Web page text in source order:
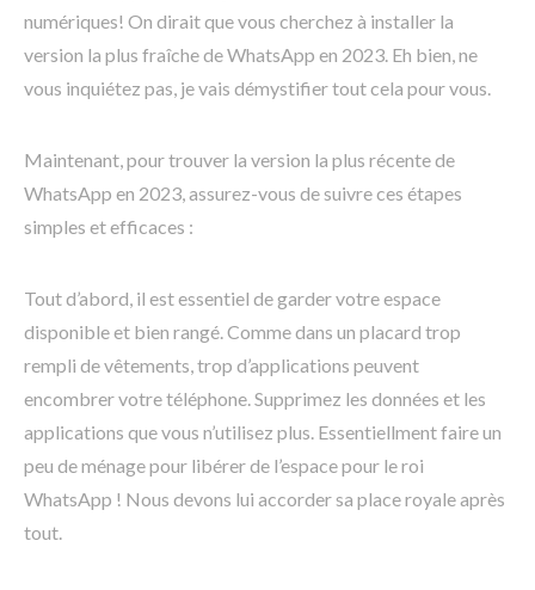
numériques! On dirait que vous cherchez à installer la
version la plus fraîche de WhatsApp en 2023. Eh bien, ne
vous inquiétez pas, je vais démystifier tout cela pour vous.
Maintenant, pour trouver la version la plus récente de
WhatsApp en 2023, assurez-vous de suivre ces étapes
simples et efficaces :
Tout d’abord, il est essentiel de garder votre espace
disponible et bien rangé. Comme dans un placard trop
rempli de vêtements, trop d’applications peuvent
encombrer votre téléphone. Supprimez les données et les
applications que vous n’utilisez plus. Essentiellment faire un
peu de ménage pour libérer de l’espace pour le roi
WhatsApp ! Nous devons lui accorder sa place royale après
tout.